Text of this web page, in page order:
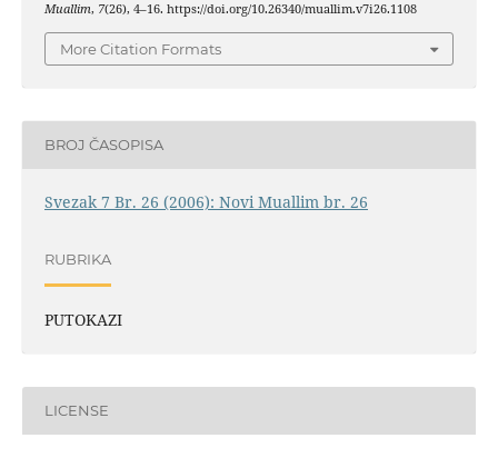
Muallim, 7(26), 4–16. https://doi.org/10.26340/muallim.v7i26.1108
More Citation Formats
BROJ ČASOPISA
Svezak 7 Br. 26 (2006): Novi Muallim br. 26
RUBRIKA
PUTOKAZI
LICENSE